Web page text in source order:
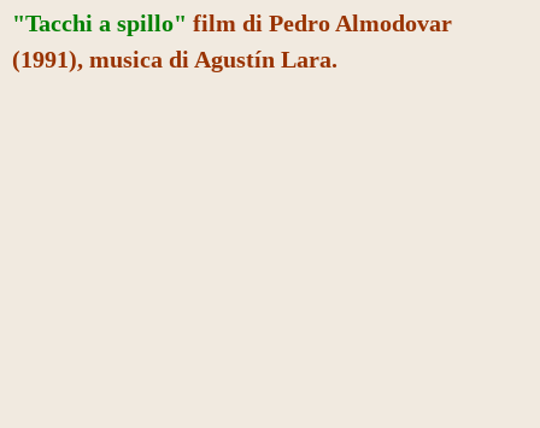
"Tacchi a spillo" film di Pedro Almodovar
(1991), musica di Agustín Lara.